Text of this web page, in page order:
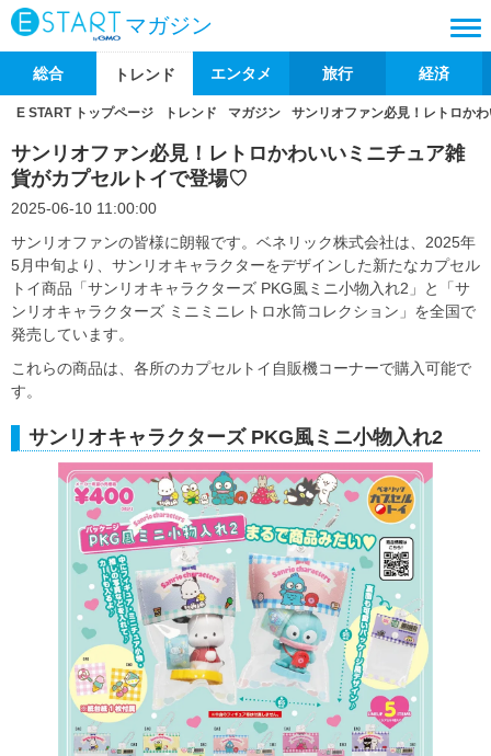
マガジン
総合 トレンド エンタメ 旅行 経済
E START トップページ トレンド マガジン サンリオファン必見！レトロか
サンリオファン必見！レトロかわいいミニチュア雑
貨がカプセルトイで登場♡
2025-06-10 11:00:00
サンリオファンの皆様に朗報です。ベネリック株式会社は、2025年
5月中旬より、サンリオキャラクターをデザインした新たなカプセル
トイ商品「サンリオキャラクターズ PKG風ミニ小物入れ2」と「サ
ンリオキャラクターズ ミニミニレトロ水筒コレクション」を全国で
発売しています。
これらの商品は、各所のカプセルトイ自販機コーナーで購入可能で
す。
サンリオキャラクターズ PKG風ミニ小物入れ2